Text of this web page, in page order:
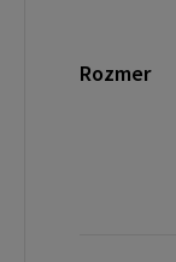
Rozmer